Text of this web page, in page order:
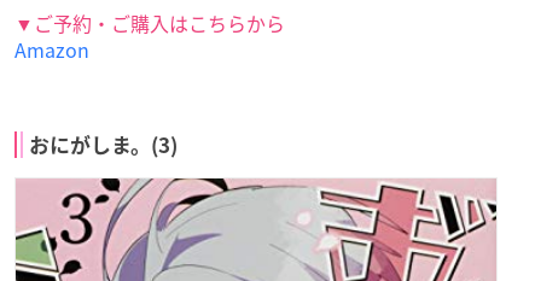
▼ご予約・ご購入はこちらから
Amazon
おにがしま。(3)